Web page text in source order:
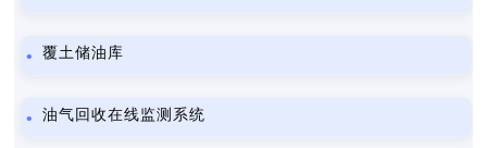
覆土储油库
油气回收在线监测系统